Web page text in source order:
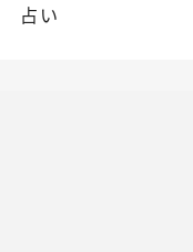
占い